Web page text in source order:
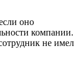
оно
компании.
не имел